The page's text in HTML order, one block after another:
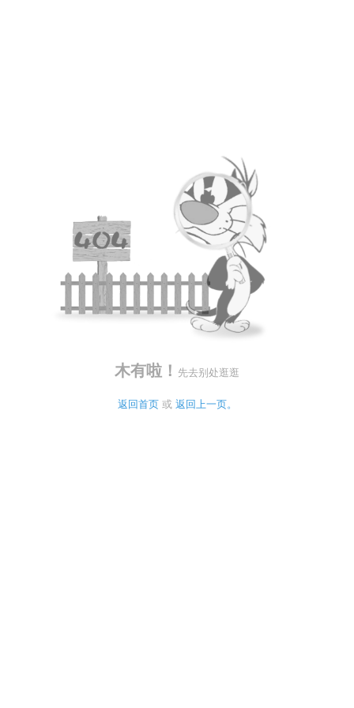
木有啦！ 先去别处逛逛
返回首页 或 返回上一页。